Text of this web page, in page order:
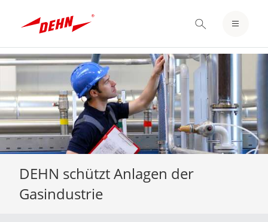
Skip
main
content
EINLOGGEN / REGISTRIEREN
MERKZETTEL
DEHN schützt Anlagen der
Gasindustrie